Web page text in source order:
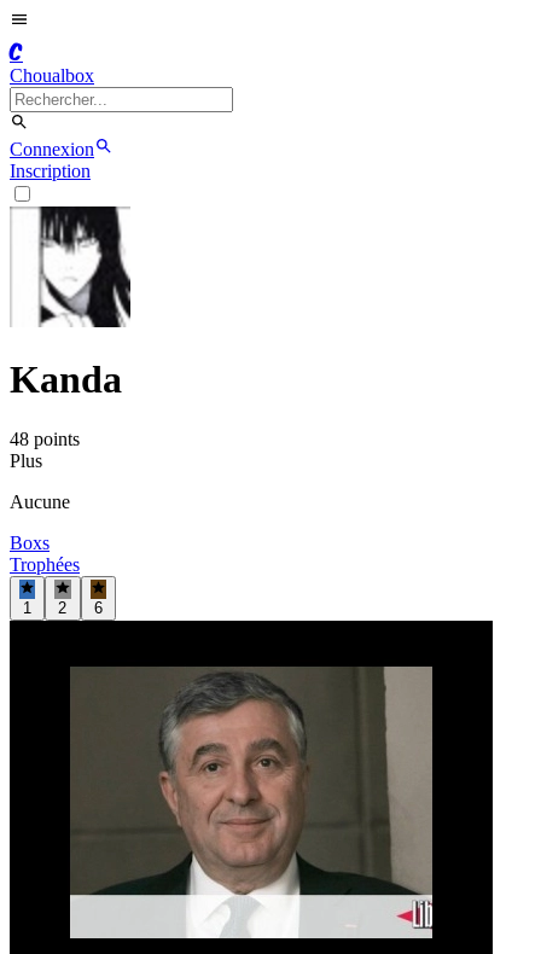
C
Choualbox
Connexion
Inscription
Kanda
48 points
Plus
Aucune
Boxs
Trophées
1 2 6